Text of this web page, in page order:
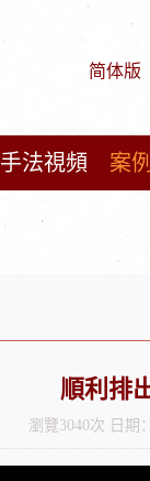
简体版
手法視頻 案
順利排
瀏覽3040次 日期